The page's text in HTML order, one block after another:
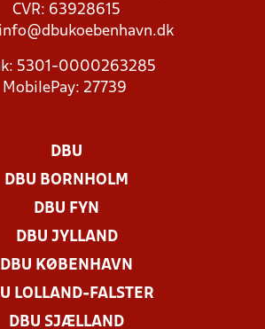
CVR: 63928615
info@dbukoebenhavn.dk
5301-0000263285
MobilePay: 27739
DBU
DBU BORNHOLM
DBU FYN
DBU JYLLAND
DBU KØBENHAVN
LOLLAND-FALSTER
DBU SJÆLLAND